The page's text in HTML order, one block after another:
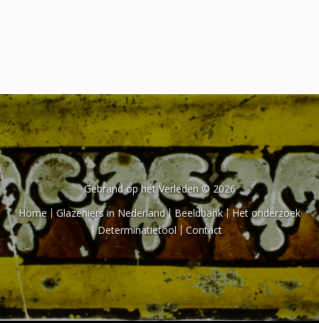
Literatuurlijst
Gebrand op het Verleden © 2026
Home
Glazeniers in Nederland Beeldbank
Het onderzoek
Determinatietool
Contact